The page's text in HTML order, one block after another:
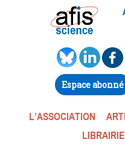
Espace abonné
L’ASSOCIATION
LIBRAIRIE